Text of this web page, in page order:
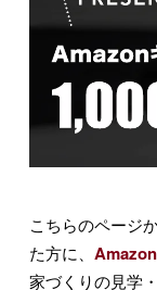
こちらのページ
た方に、
家づくりの見学